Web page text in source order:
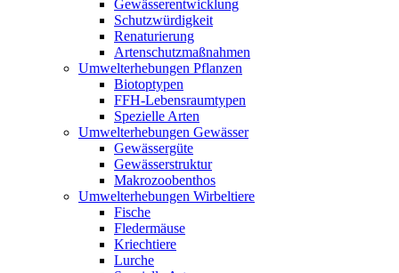
Gewässerentwicklung
Schutzwürdigkeit
Renaturierung
Artenschutzmaßnahmen
Umwelterhebungen Pflanzen
Biotoptypen
FFH-Lebensraumtypen
Spezielle Arten
Umwelterhebungen Gewässer
Gewässergüte
Gewässerstruktur
Makrozoobenthos
Umwelterhebungen Wirbeltiere
Fische
Fledermäuse
Kriechtiere
Lurche